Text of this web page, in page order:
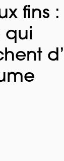
fins :
qui